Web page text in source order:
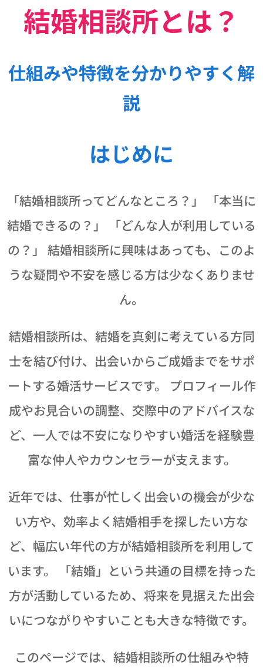
結婚相談所とは？
仕組みや特徴を分かりやすく解
説
はじめに
「結婚相談所ってどんなところ？」 「本当に
結婚できるの？」 「どんな人が利用している
の？」 結婚相談所に興味はあっても、このよ
うな疑問や不安を感じる方は少なくありませ
ん。
結婚相談所は、結婚を真剣に考えている方同
士を結び付け、出会いからご成婚までをサポ
ートする婚活サービスです。 プロフィール作
成やお見合いの調整、交際中のアドバイスな
ど、一人では不安になりやすい婚活を経験豊
富な仲人やカウンセラーが支えます。
近年では、仕事が忙しく出会いの機会が少な
い方や、効率よく結婚相手を探したい方な
ど、幅広い年代の方が結婚相談所を利用して
います。 「結婚」という共通の目標を持った
方が活動しているため、将来を見据えた出会
いにつながりやすいことも大きな特徴です。
このページでは、結婚相談所の仕組みや特